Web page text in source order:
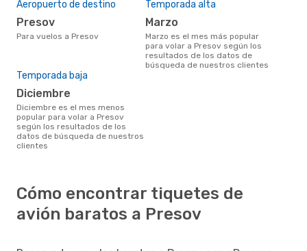
Aeropuerto de destino
Presov
Para vuelos a Presov
Temporada alta
marzo
marzo es el mes más popular
para volar a Presov según los
resultados de los datos de
búsqueda de nuestros clientes
Temporada baja
diciembre
diciembre es el mes menos
popular para volar a Presov
según los resultados de los
datos de búsqueda de nuestros
clientes
Cómo encontrar tiquetes de
avión baratos a Presov